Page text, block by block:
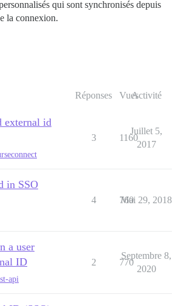
qui sont synchronisés depuis
la connexion.
Réponses VuesActivité
external id
3 1160
Juillet 5,
2017
in SSO
4 760
Mai 29, 2018
a user
ID
api
2 770
Septembre 8,
2020